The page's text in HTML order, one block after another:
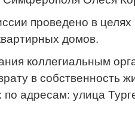
проведено в
домов.
коллегиальным
в собственность
адресам: улица